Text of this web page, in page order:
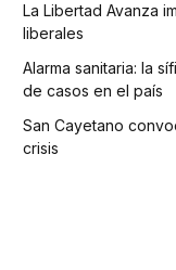
La Libertad Avanza
liberales
Alarma sanitaria: la
de casos en el país
San Cayetano
crisis